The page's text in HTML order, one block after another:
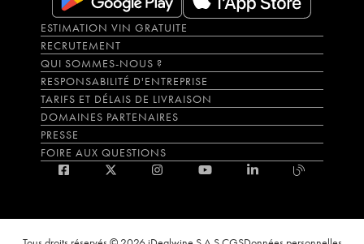
ESTIMATION VIN GRATUITE
RECRUTEMENT
QUI SOMMES-NOUS ?
RESPONSABILITÉ D'ENTREPRISE
TARIFS ET DÉLAIS DE LIVRAISON
DOMAINES PARTENAIRES
PRESSE
FOIRE AUX QUESTIONS